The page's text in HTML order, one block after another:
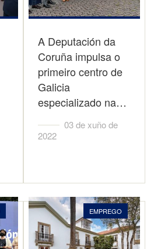
A Deputación da
Coruña impulsa o
primeiro centro de
Galicia
especializado na…
03 de xuño de
2022
EMPREGO